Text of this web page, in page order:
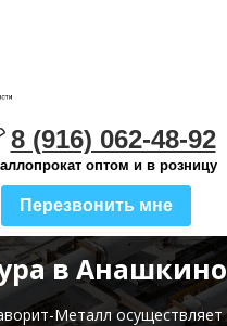
8 (916) 062-48-92
оптом и в розницу
Перезвонить мне
в Анашкино
Металл осуществляет